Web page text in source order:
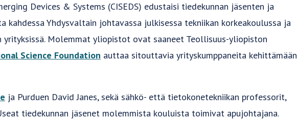
Devices & Systems (CISEDS) edustaisi tiedekunnan jäsenten ja
kahdessa Yhdysvaltain johtavassa julkisessa tekniikan korkeakoulussa ja
Molemmat yliopistot ovat saaneet Teollisuus-yliopiston
Science Foundation auttaa sitouttavia yrityskumppaneita kehittämään
ja Purduen David Janes, sekä sähkö- että tietokonetekniikan professorit,
tiedekunnan jäsenet molemmista kouluista toimivat apujohtajana.